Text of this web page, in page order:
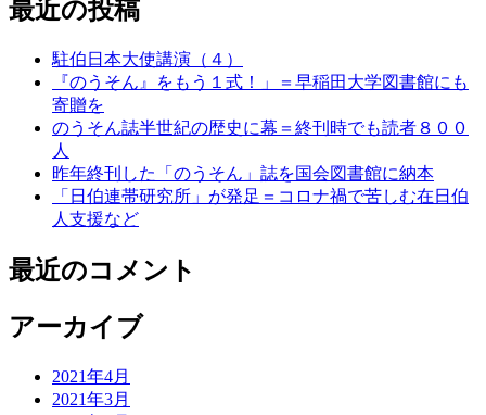
最近の投稿
駐伯日本大使講演（４）
『のうそん』をもう１式！」＝早稲田大学図書館にも
寄贈を
のうそん誌半世紀の歴史に幕＝終刊時でも読者８００
人
昨年終刊した「のうそん」誌を国会図書館に納本
「日伯連帯研究所」が発足＝コロナ禍で苦しむ在日伯
人支援など
最近のコメント
アーカイブ
2021年4月
2021年3月